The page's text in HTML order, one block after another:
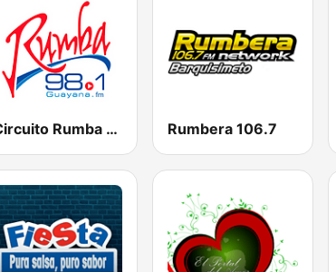
Circuito Rumba - Guayana Rumbera 106.7